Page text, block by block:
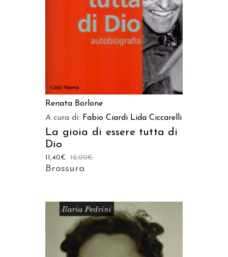
Renata Borlone
A cura di: Fabio Ciardi Lida Ciccarelli
La gioia di essere tutta di
Dio
12,00€
11,40€
Brossura